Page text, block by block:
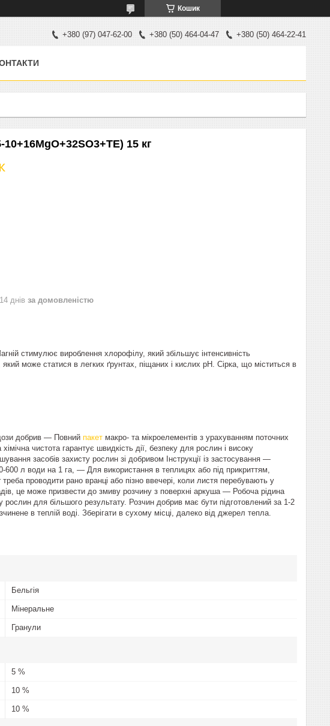
Кошик
+380 (97) 047-62-00 +380 (50) 464-04-47 +380 (50) 464-22-41
15 кг
днів за домовленістю
стимулює вироблення хлорофілу, який збільшує інтенсивність
може статися в легких ґрунтах, піщаних і кислих pH. Сірка, що міститься в
добрив — Повний пакет макро- та мікроелементів з урахуванням поточних
чистота гарантує швидкість дії, безпеку для рослин і високу
засобів захисту рослин зі добривом Інструкції із застосування —
л води на 1 га, — Для використання в теплицях або під прикриттям,
проводити рано вранці або пізно ввечері, коли листя перебувають у
це може призвести до змиву розчину з поверхні аркуша — Робоча рідина
для більшого результату. Розчин добрив має бути підготовлений за 1-2
в теплій воді. Зберігати в сухому місці, далеко від джерел тепла.
Бельгія
Мінеральне
Гранули
5 %
10 %
10 %